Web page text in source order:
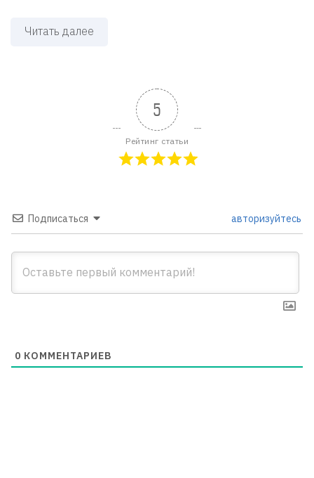
Читать далее
5
Рейтинг статьи
Подписаться авторизуйтесь
0 КОММЕНТАРИЕВ